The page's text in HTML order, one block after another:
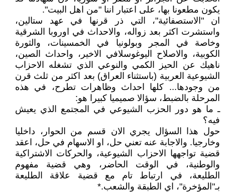
يكون مطعونا بها، على اعتبار اننا "من اهل البيت".
ان "الاستصفائية"، التي ذر قرنها في عهد ستالين،
واستشرت اكثر بعد زواله، والاحداث في اوروبا الشرقية
وخاصة في المجر وبولونيا في الخمسينات، والثورة
الكوبية، والاصلاح اليوغوسلافي الاخير، واحداث الصين،
ناهيك عن الحيز الكمي والنوعي الذي تشغله الاحزاب
الشيوعية العربية (باستثناء العراق) بعد اكثر من ثلث قرن
من وجودها... كلها احداث وظاهرات تطرح، في هذه
المرحلة بالضبط، سؤالا صميميا كبيرا هو:
ـ ما هو دور الحزب الشيوعي في المجتمع الذي يعيش
فيه؟
حول هذا السؤال يجري الان قسم من الحوار، داخليا
وخارجيا. والاجابة عنه تعني حل، او الاسهام في حل، اعقد
قضية تواجهها الاحزاب الشيوعية، والحركات الاشتراكية
والوطنية، في الوقت الحاضر، وهي قضية مفهوم
الطليعة، في ارتباط تام مع قضية علاقة الطليعة
بـ"المؤخرة"، اي الطبقة والشعب.*